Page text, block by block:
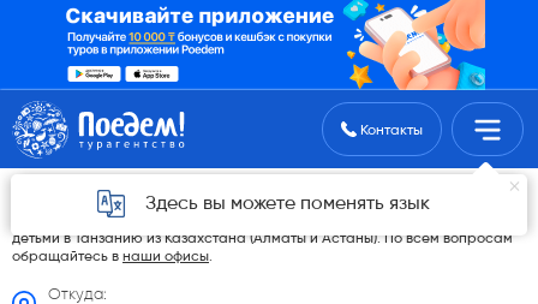
Поиск туровКонтакты
Здесь вы можете поменять язык
Туры для отдыха с детьми из Казахстана
На данной странице мы разместили самые выгодные Туры для отдыха с
детьми в Танзанию из Казахстана (Алматы и Астаны). По всем вопросам
обращайтесь в наши офисы.
Откуда: